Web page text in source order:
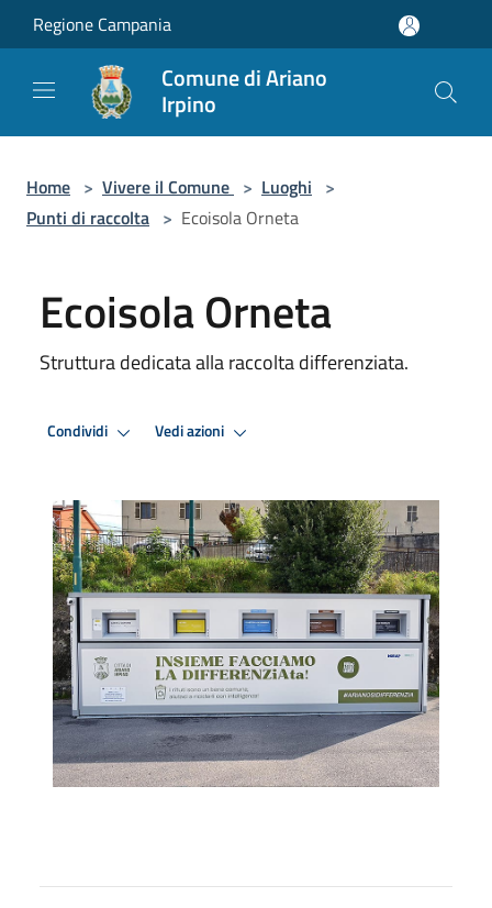
Salta al contenuto principale
Regione Campania
Comune di Ariano
Irpino
Home > Vivere il Comune > Luoghi >
Punti di raccolta > Ecoisola Orneta
Ecoisola Orneta
Struttura dedicata alla raccolta differenziata.
Condividi Vedi azioni